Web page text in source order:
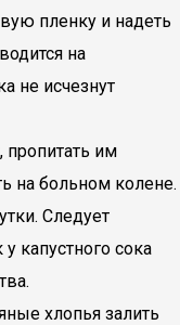
пленку и надеть
на
не исчезнут
им
на больном колене.
Следует
у капустного сока
хлопья залить